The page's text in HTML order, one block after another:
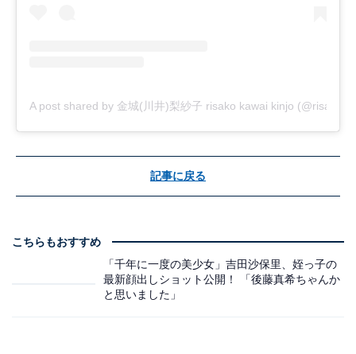
A post shared by 金城(川井)梨紗子 risako kawai kinjo
記事に戻る
こちらもおすすめ
「千年に一度の美少女」吉田沙保里、姪っ子の
最新顔出しショット公開！ 「後藤真希ちゃんか
と思いました」